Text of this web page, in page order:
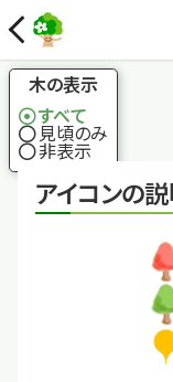
アイコンの
国土地理院
木の表示
すべて
見頃のみ
非表示